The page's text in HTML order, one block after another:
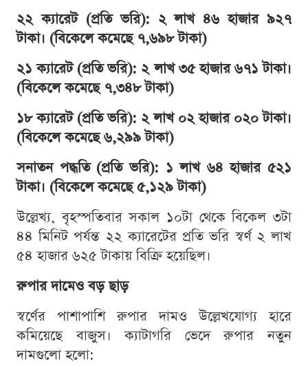
২২ ক্যারেট (প্রতি ভরি): ২ লাখ ৪৬ হাজার ৯২৭
টাকা। (বিকেলে কমেছে ৭,৬৯৮ টাকা)
২১ ক্যারেট (প্রতি ভরি): ২ লাখ ৩৫ হাজার ৬৭১ টাকা।
(বিকেলে কমেছে ৭,৩৪৮ টাকা)
১৮ ক্যারেট (প্রতি ভরি): ২ লাখ ০২ হাজার ০২০ টাকা।
(বিকেলে কমেছে ৬,২৯৯ টাকা)
সনাতন পদ্ধতি (প্রতি ভরি): ১ লাখ ৬৪ হাজার ৫২১
টাকা। (বিকেলে কমেছে ৫,১২৯ টাকা)
উল্লেখ্য, বৃহস্পতিবার সকাল ১০টা থেকে বিকেল ৩টা
৪৪ মিনিট পর্যন্ত ২২ ক্যারেটের প্রতি ভরি স্বর্ণ ২ লাখ
৫৪ হাজার ৬২৫ টাকায় বিক্রি হয়েছিল।
রুপার দামেও বড় ছাড়
স্বর্ণের পাশাপাশি রুপার দামও উল্লেখযোগ্য হারে
কমিয়েছে বাজুস। ক্যাটাগরি ভেদে রুপার নতুন
দামগুলো হলো: